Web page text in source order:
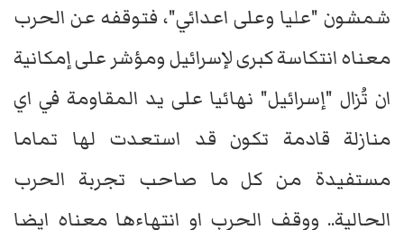
شمشون "عليا وعلى اعدائي"، فتوقفه عن الحرب
معناه انتكاسة كبرى لإسرائيل ومؤشر على إمكانية
ان تُزال "إسرائيل" نهائيا على يد المقاومة في اي
منازلة قادمة تكون قد استعدت لها تماما
مستفيدة من كل ما صاحب تجربة الحرب
الحالية.. ووقف الحرب او انتهاءها معناه ايضا